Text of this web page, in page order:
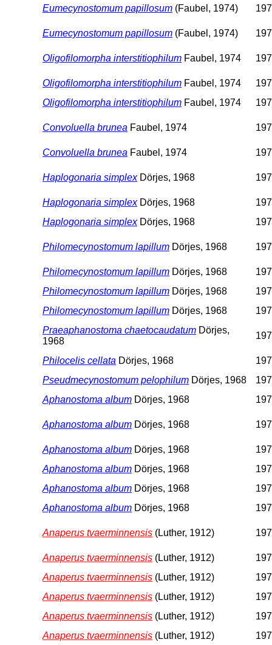
Eumecynostomum papillosum (Faubel, 1974)
Eumecynostomum papillosum (Faubel, 1974)
Oligofilomorpha interstitiophilum Faubel, 1974
Oligofilomorpha interstitiophilum Faubel, 1974
Oligofilomorpha interstitiophilum Faubel, 1974
Convoluella brunea Faubel, 1974
Convoluella brunea Faubel, 1974
Haplogonaria simplexDörjes, 1968
Haplogonaria simplexDörjes, 1968
Haplogonaria simplexDörjes, 1968
Philomecynostomum lapillum Dörjes, 1968
Philomecynostomum lapillum Dörjes, 1968
Philomecynostomum lapillum Dörjes, 1968
Philomecynostomum lapillum Dörjes, 1968
Praeaphanostoma chaetocaudatum Dörjes,
1968
Philocelis cellata Dörjes, 1968
Pseudmecynostomum pelophilum Dörjes, 1968
Aphanostoma album Dörjes, 1968
Aphanostoma album Dörjes, 1968
Aphanostoma album Dörjes, 1968
Aphanostoma album Dörjes, 1968
Aphanostoma album Dörjes, 1968
Aphanostoma album Dörjes, 1968
Anaperus tvaerminnensis (Luther, 1912)
Anaperus tvaerminnensis (Luther, 1912)
Anaperus tvaerminnensis (Luther, 1912)
Anaperus tvaerminnensis (Luther, 1912)
Anaperus tvaerminnensis (Luther, 1912)
Anaperus tvaerminnensis (Luther, 1912)